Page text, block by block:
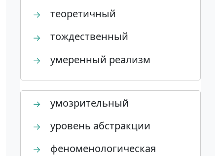
→ теоретичный
→ тождественный
→ умеренный реализм
→ умозрительный
→ уровень абстракции
→
феноменологическая